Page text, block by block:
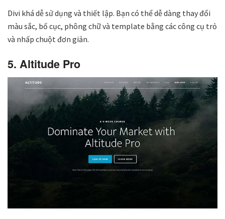
Divi khá dễ sử dụng và thiết lập. Bạn có thể dễ dàng thay đổi
màu sắc, bố cục, phông chữ và template bằng các công cụ trỏ
và nhấp chuột đơn giản.
5. Altitude Pro